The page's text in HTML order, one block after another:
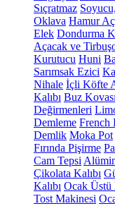
Sıçratmaz
Oklava Hamur
Elek Dondurma
Açacak ve
Kurutucu Huni
Sarımsak Ezici
Nihale İçli Köfte
Kalıbı Buz Kovası
Değirmenleri
Demleme French
Demlik Moka Pot
Fırında Pişirme
Cam Tepsi
Çikolata Kalıbı
Kalıbı Ocak Üstü
Tost Makinesi